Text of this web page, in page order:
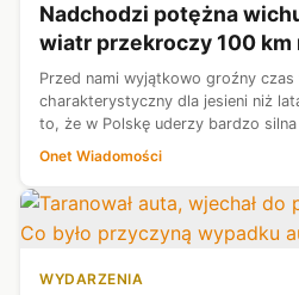
Nadchodzi potężna
wiatr przekroczy 100 km
Przed nami wyjątkowo groźny
charakterystyczny dla jesieni niż
to, że w Polskę uderzy bardzo
wiatr może w porywach
Onet Wiadomości
WYDARZENIA